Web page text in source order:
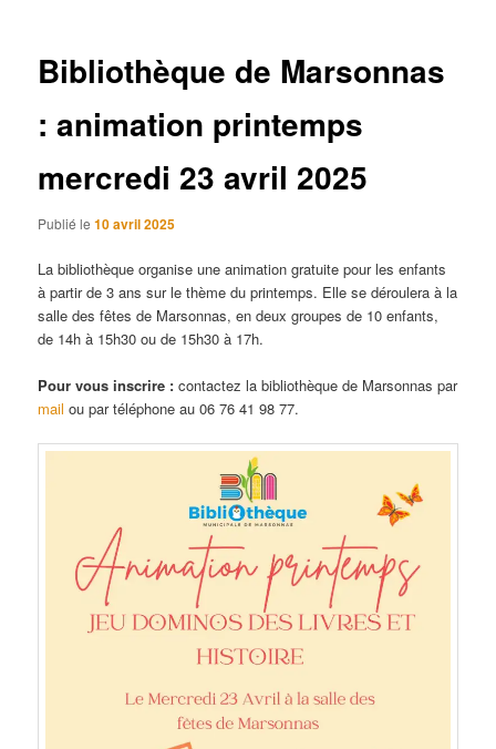
Bibliothèque de Marsonnas
: animation printemps
mercredi 23 avril 2025
Publié le10 avril 2025
La bibliothèque organise une animation gratuite pour les enfants
à partir de 3 ans sur le thème du printemps. Elle se déroulera à la
salle des fêtes de Marsonnas, en deux groupes de 10 enfants,
de 14h à 15h30 ou de 15h30 à 17h.
Pour vous inscrire :contactez la bibliothèque de Marsonnas par
mailou par téléphone au 06 76 41 98 77.